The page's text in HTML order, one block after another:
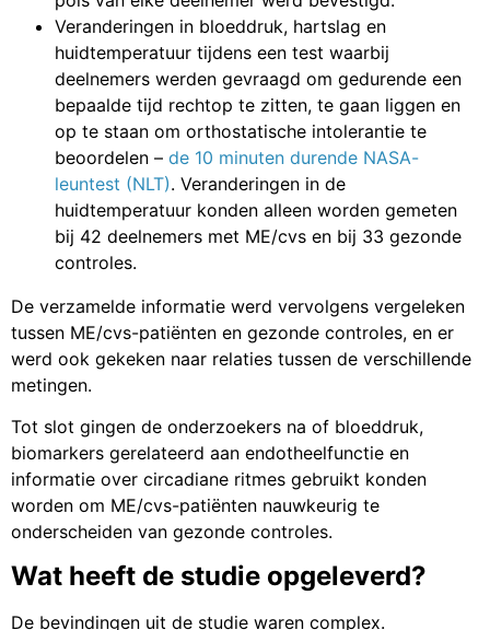
Veranderingen in bloeddruk, hartslag en
huidtemperatuur tijdens een test waarbij
deelnemers werden gevraagd om gedurende een
bepaalde tijd rechtop te zitten, te gaan liggen en
op te staan om orthostatische intolerantie te
beoordelen – de 10 minuten durende NASA-
leuntest (NLT). Veranderingen in de
huidtemperatuur konden alleen worden gemeten
bij 42 deelnemers met ME/cvs en bij 33 gezonde
controles.
De verzamelde informatie werd vervolgens vergeleken
tussen ME/cvs-patiënten en gezonde controles, en er
werd ook gekeken naar relaties tussen de verschillende
metingen.
Tot slot gingen de onderzoekers na of bloeddruk,
biomarkers gerelateerd aan endotheelfunctie en
informatie over circadiane ritmes gebruikt konden
worden om ME/cvs-patiënten nauwkeurig te
onderscheiden van gezonde controles.
Wat heeft de studie opgeleverd?
De bevindingen uit de studie waren complex.